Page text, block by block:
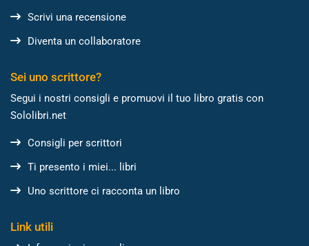
Scrivi una recensione
Diventa un collaboratore
Sei uno scrittore?
Segui i nostri consigli e promuovi il tuo libro gratis con
Sololibri.net
Consigli per scrittori
Ti presento i miei... libri
Uno scrittore ci racconta un libro
Link utili